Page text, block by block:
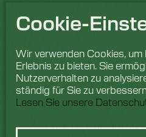
Cookie-
Wir verwenden Cookies,
Erlebnis zu bieten. Sie
Nutzerverhalten zu
ständig für Sie zu
Lesen Sie unsere